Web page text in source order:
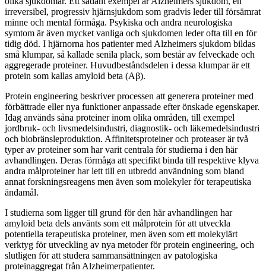
irreversibel, progressiv hjärnsjukdom som gradvis leder till försämrat
minne och mental förmåga. Psykiska och andra neurologiska
symtom är även mycket vanliga och sjukdomen leder ofta till en för
tidig död. I hjärnorna hos patienter med Alzheimers sjukdom bildas
små klumpar, så kallade senila plack, som består av felveckade och
aggregerade proteiner. Huvudbeståndsdelen i dessa klumpar är ett
protein som kallas amyloid beta (Aβ).
Protein engineering beskriver processen att generera proteiner med
förbättrade eller nya funktioner anpassade efter önskade egenskaper.
Idag används såna proteiner inom olika områden, till exempel
jordbruk- och livsmedelsindustri, diagnostik- och läkemedelsindustri
och biobränsleproduktion. Affinitetsproteiner och proteaser är två
typer av proteiner som har varit centrala för studierna i den här
avhandlingen. Deras förmåga att specifikt binda till respektive klyva
andra målproteiner har lett till en utbredd användning som bland
annat forskningsreagens men även som molekyler för terapeutiska
ändamål.
I studierna som ligger till grund för den här avhandlingen har
amyloid beta dels använts som ett målprotein för att utveckla
potentiella terapeutiska proteiner, men även som ett molekylärt
verktyg för utveckling av nya metoder för protein engineering, och
slutligen för att studera sammansättningen av patologiska
proteinaggregat från Alzheimerpatienter.